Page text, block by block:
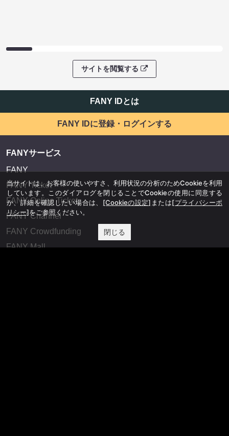
サイトを閲覧する
FANY IDとは
FANY IDに登録・ログインする
FANYサービス
FANY
FANY Ticket
FANY Online Ticket
FANY Channel
FANY Crowdfunding
FANY Mall
当サイトは、お客様の使いやすさ、利用状況の分析のためCookieを利用
しています。このダイアログを閉じることでCookieの使用に同意する
か、詳細を確認したい場合は、 [Cookieの設定] または[プライバシーポ
リシー]をご参照ください。
閉じる